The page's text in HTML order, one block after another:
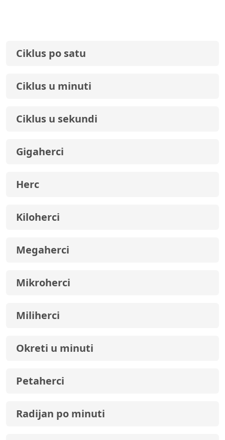
Ciklus po satu
Ciklus u minuti
Ciklus u sekundi
Gigaherci
Herc
Kiloherci
Megaherci
Mikroherci
Miliherci
Okreti u minuti
Petaherci
Radijan po minuti